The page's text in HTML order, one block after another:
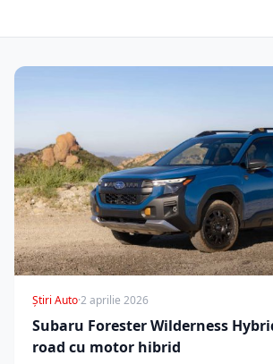
Știri Auto·2 aprilie 2026
Subaru Forester Wilderness
road cu motor hibrid